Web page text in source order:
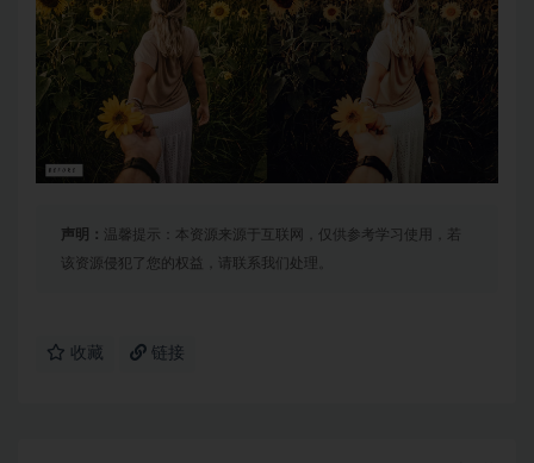
声明： 温馨提示：本资源来源于互联网，仅供参考学习使用，若
该资源侵犯了您的权益，请联系我们处理。
收藏 链接